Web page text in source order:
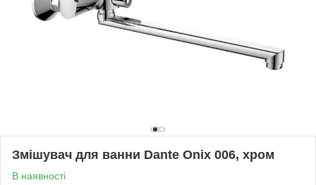
Змішувач для ванни Dante Onix 006, хром
В наявності